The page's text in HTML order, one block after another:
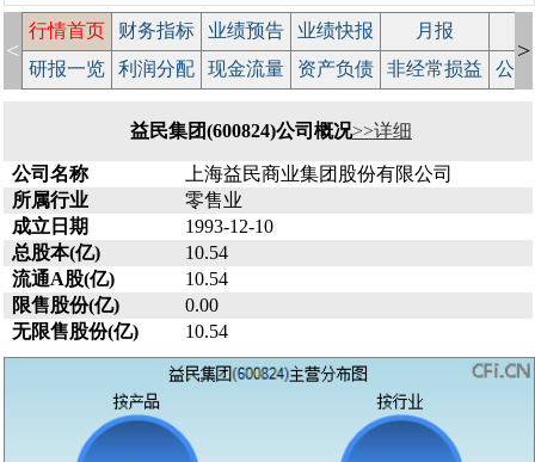
<
行情首页 财务指标 业绩预告 业绩快报 月报
研报一览
利润分配 现金流量 资产负债 非经常损益 公
>
益民集团(600824)公司概况>>详细
公司名称
上海益民商业集团股份有限公司
所属行业
零售业
成立日期
1993-12-10
总股本(亿)
10.54
流通A股(亿)
10.54
限售股份(亿)
0.00
无限售股份(亿)
10.54